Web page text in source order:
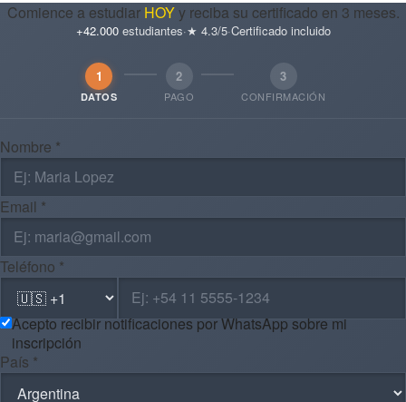
Comience a estudiar HOYy reciba su certificado en 3 meses.
+42.000estudiantes·★ 4.3/5·Certificado incluido
1
DATOS
2
PAGO
3
CONFIRMACIÓN
Nombre *
Email *
Teléfono *
Acepto recibir notificaciones por WhatsApp sobre mi
inscripción
País *